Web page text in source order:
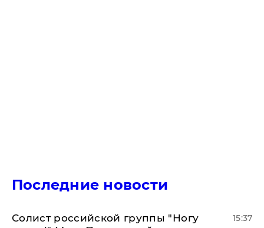
Последние новости
Солист российской группы "Ногу
15:37